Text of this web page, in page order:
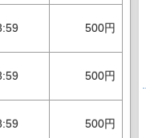
500円
500円
500円